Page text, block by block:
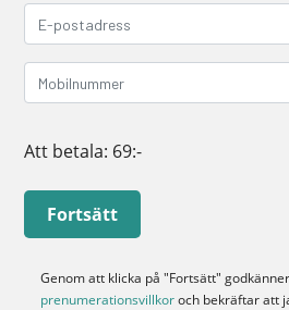
Att betala: 69:-
Fortsätt
Genom att klicka på "Fortsätt"
prenumerationsvillkoroch bekräftar att